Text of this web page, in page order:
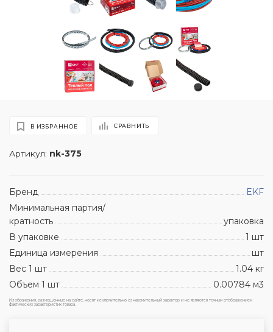
Артикул: nk-375
В ИЗБРАННОЕ СРАВНИТЬ
Бренд
EKF
Минимальная партия/
кратность
упаковка
В упаковке
1 шт
Единица измерения
шт
Вес 1 шт
1.04 кг
Объем 1 шт
0.00784 м3
Изображения, размещенные на сайте, носят исключительно ознакомительный характер и не являются точным отображением
фактических характеристик товара.